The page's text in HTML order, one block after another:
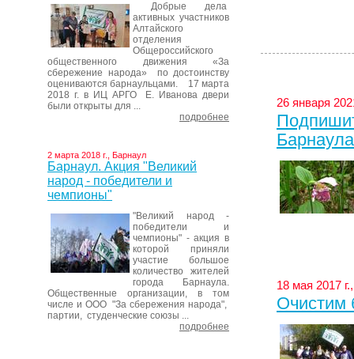
Добрые дела
активных участников
Алтайского
отделения
Общероссийского
общественного движения «За
сбережение народа» по достоинству
оцениваются барнаульцами. 17 марта
2018 г. в ИЦ АРГО Е. Иванова двери
были открыты для ...
подробнее
2 марта 2018 г., Барнаул
Барнаул. Акция "Великий
народ - победители и
чемпионы"
"Великий народ -
победители и
чемпионы" - акция в
которой приняли
участие большое
количество жителей
города Барнаула.
Общественные организации, в том
числе и ООО "За сбережения народа",
партии, студенческие союзы ...
подробнее
26 января
18 мая 2017
Очистим